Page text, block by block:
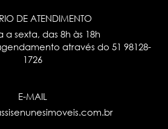
DE ATENDIMENTO
a sexta, das 8h às 18h
através do51 98128-
1726
E-MAIL